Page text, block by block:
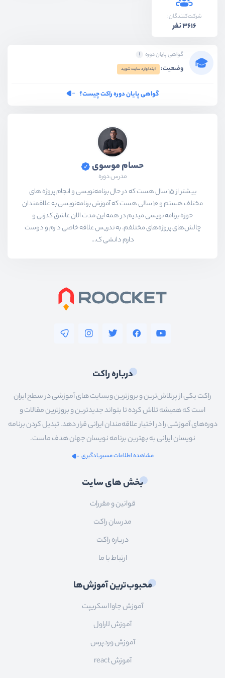
شرکت‌کنندگان:
3616 نفر
گواهی پایان دوره
وضعیت: ابتدا وارد سایت شوید
گواهی پایان دوره راکت چیست؟
حسام موسوی
مدرس دوره
بیشتر از ۱۵ سال هست که در حال برنامه‌نویسی و انجام پروژه های
مختلف هستم و ۱۰ سالی هست که آموزش برنامه‌نویسی به علاقمندان
حوزه برنامه نویسی میدیم در همه این مدت الان عاشق کدزنی و
چالش‌های پروژه‌های مختلفم. به تدریس علاقه خاصی دارم و دوست
دارم دانشی ک...
درباره راکت
راکت یکی از پرتلاش‌ترین و بروزترین وبسایت های آموزشی در سطح ایران
است که همیشه تلاش کرده تا بتواند جدیدترین و بروزترین مقالات و
دوره‌های آموزشی را در اختیار علاقه‌مندان ایرانی قرار دهد. تبدیل کردن برنامه
نویسان ایرانی به بهترین برنامه نویسان جهان هدف ماست.
مشاهده اطلاعات مسیریادگیری
بخش های سایت
قوانین و مقررات
مدرسان راکت
درباره راکت
ارتباط با ما
محبوب‌ترین آموزش‌ها
آموزش جاوا اسکریپت
آموزش لاراول
آموزش وردپرس
آموزش react